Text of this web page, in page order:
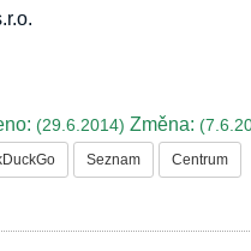
(29.6.2014)Změna:
Seznam Centrum